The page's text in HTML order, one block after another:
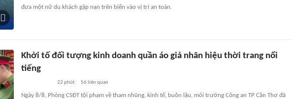
đưa một nữ du khách gặp nạn trên biển vào vị trí an toàn.
Khởi tố đối tượng kinh doanh quần áo giả nhãn hiệu thời trang nổi
tiếng
22 phút 56 liên quan
Ngày 8/8, Phòng CSĐT tội phạm về tham nhũng, kinh tế, buôn lậu, môi trường Công an TP Cần Thơ đã